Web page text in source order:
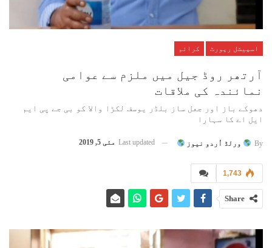
اسپیشل رپورٹ کرائم
آرتھر روڈ جیل میں ملزم سے عوامی
نمائندہ کی ملاقات
دھوکے باز اور جعل ساز بلڈر یوسف لکڑا والا کو بی جے پی ایم
ایل اے کا سہارا
By ورلڈ اُردو نیوز Last updated مئی 5, 2019
1,743
Share